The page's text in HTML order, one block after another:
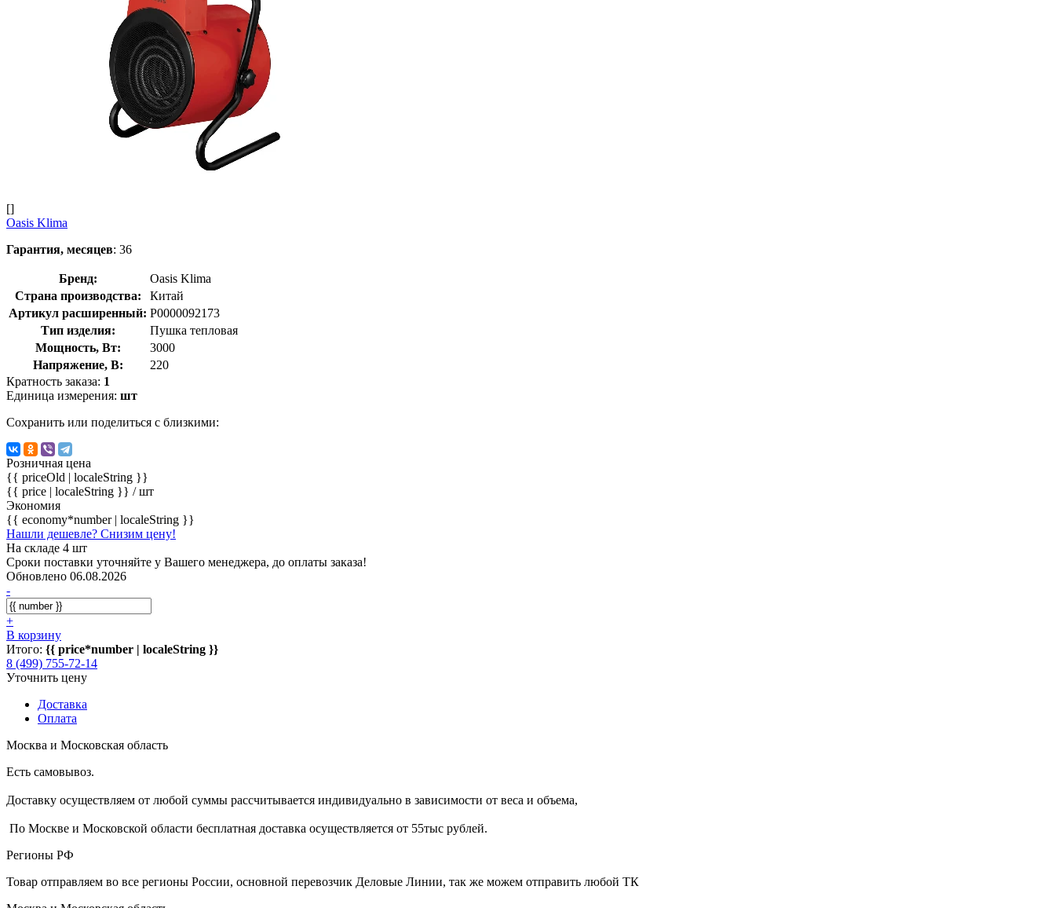
[]
Oasis Klima
Гарантия, месяцев: 36
Бренд:
Oasis Klima
Страна производства:
Китай
Артикул расширенный: Р0000092173
Тип изделия:
Пушка тепловая
Мощность, Вт:
3000
Напряжение, В:
220
Кратность заказа: 1
Единица измерения: шт
Сохранить или поделиться с близкими:
Розничная цена
{{ priceOld | localeString }}
{{ price | localeString }} / шт
Экономия
{{ economy*number | localeString }}
Нашли дешевле? Снизим цену!
На складе 4 шт
Сроки поставки уточняйте у Вашего менеджера, до оплаты заказа!
Обновлено 06.08.2026
-
+
В корзину
Итого: {{ price*number | localeString }}
8 (499) 755-72-14
Уточнить цену
Доставка
Оплата
Москва и Московская область
Есть самовывоз.
Доставку осуществляем от любой суммы рассчитывается индивидуально в зависимости от веса и объема,
По Москве и Московской области бесплатная доставка осуществляется от 55тыс рублей.
Регионы РФ
Товар отправляем во все регионы России, основной перевозчик Деловые Линии, так же можем отправить любой ТК